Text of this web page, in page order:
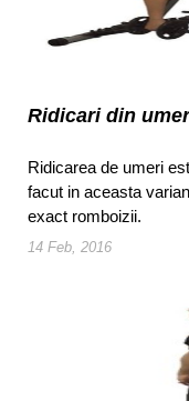
Ridicari din
Ridicarea de umeri
facut in aceasta
exact romboizii.
14 Feb, 2016